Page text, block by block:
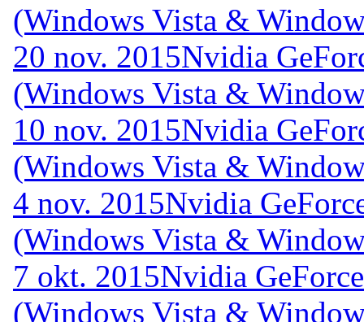
(Windows Vista &
20 nov. 2015Nvidia
(Windows Vista &
10 nov. 2015Nvidia
(Windows Vista &
4 nov. 2015Nvidia
(Windows Vista &
7 okt. 2015Nvidia
(Windows Vista &